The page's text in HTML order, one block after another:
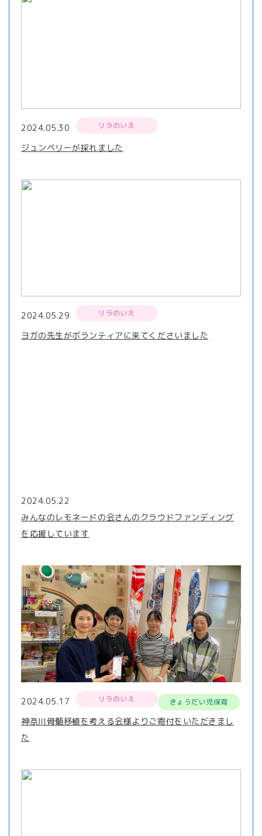
2024.05.30 リラのいえ
ジュンベリーが採れました
2024.05.29 リラのいえ
ヨガの先生がボランティアに来てくださいました
2024.05.22
みんなのレモネードの会さんのクラウドファンディング
を応援しています
2024.05.17 リラのいえ きょうだい児保育
神奈川骨髄移植を考える会様よりご寄付をいただきまし
た